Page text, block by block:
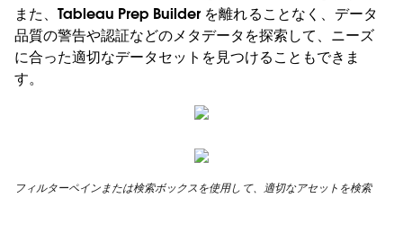
また、Tableau Prep Builder を離れることなく、データ
品質の警告や認証などのメタデータを探索して、ニーズ
に合った適切なデータセットを見つけることもできま
す。
フィルターペインまたは検索ボックスを使用して、適切なアセットを検索